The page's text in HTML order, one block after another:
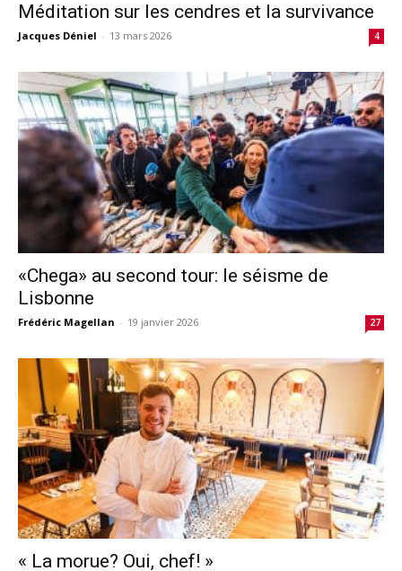
Méditation sur les cendres et la survivance
Jacques Déniel - 13 mars 2026 4
«Chega» au second tour: le séisme de
Lisbonne
Frédéric Magellan - 19 janvier 2026 27
« La morue? Oui, chef! »